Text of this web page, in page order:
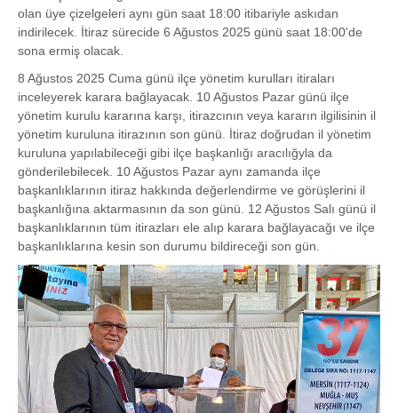
olan üye çizelgeleri aynı gün saat 18:00 itibariyle askıdan
indirilecek. İtiraz sürecide 6 Ağustos 2025 günü saat 18:00'de
sona ermiş olacak.
8 Ağustos 2025 Cuma günü ilçe yönetim kurulları itiraları
inceleyerek karara bağlayacak. 10 Ağustos Pazar günü ilçe
yönetim kurulu kararına karşı, itirazcının veya kararın ilgilisinin il
yönetim kuruluna itirazının son günü. İtiraz doğrudan il yönetim
kuruluna yapılabileceği gibi ilçe başkanlığı aracılığyla da
gönderilebilecek. 10 Ağustos Pazar aynı zamanda ilçe
başkanlıklarının itiraz hakkında değerlendirme ve görüşlerini il
başkanlığına aktarmasının da son günü. 12 Ağustos Salı günü il
başkanlıklarının tüm itirazları ele alıp karara bağlayacağı ve ilçe
başkanlıklarına kesin son durumu bildireceği son gün.